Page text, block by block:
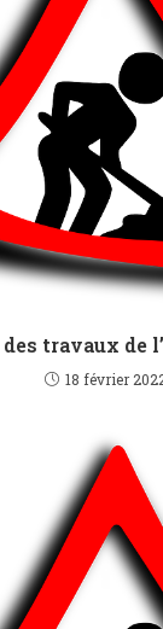
travaux de
18 février